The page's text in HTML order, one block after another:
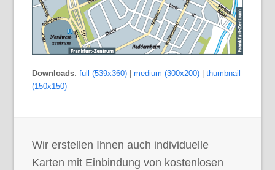
Downloads:full (539x360) |medium (300x200) |thumbnail
(150x150)
Wir erstellen Ihnen auch individuelle
Karten mit Einbindung von kostenlosen